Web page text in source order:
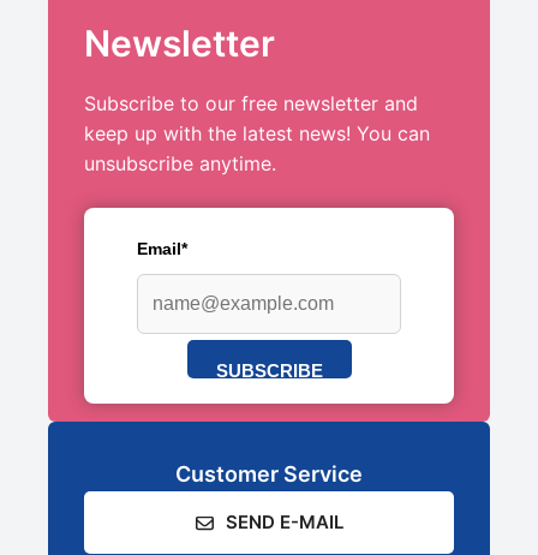
Newsletter
Subscribe to our free newsletter and
keep up with the latest news! You can
unsubscribe anytime.
Email*
SUBSCRIBE
Customer Service
SEND E-MAIL